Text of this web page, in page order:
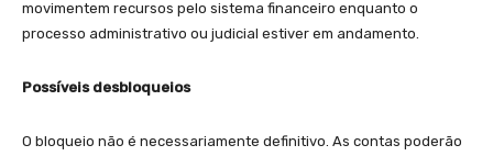
movimentem recursos pelo sistema financeiro enquanto o
processo administrativo ou judicial estiver em andamento.
Possíveis desbloqueios
O bloqueio não é necessariamente definitivo. As contas poderão